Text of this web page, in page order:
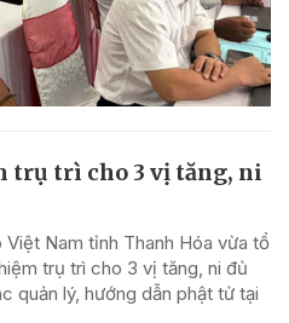
trụ trì cho 3 vị tăng, ni
Việt Nam tỉnh Thanh Hóa vừa tổ
trụ trì cho 3 vị tăng, ni đủ
quản lý, hướng dẫn phật tử tại